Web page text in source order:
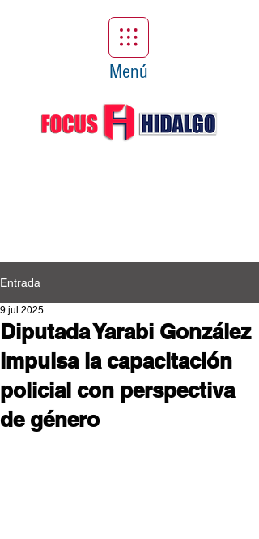
Menú
Entrada
Diputada Yarabi González
impulsa la capacitación
policial con perspectiva
de género
9 jul 2025